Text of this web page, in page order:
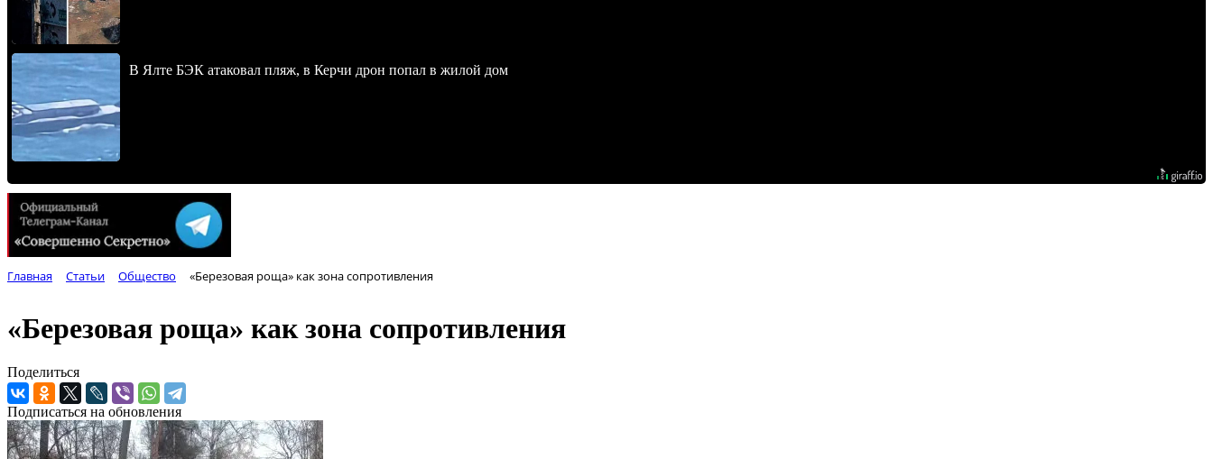
В Ялте БЭК атаковал пляж, в Керчи дрон попал в жилой дом
Главная Статьи Общество «Березовая роща» как зона сопротивления
«Березовая роща» как зона сопротивления
Поделиться
Подписаться на обновления